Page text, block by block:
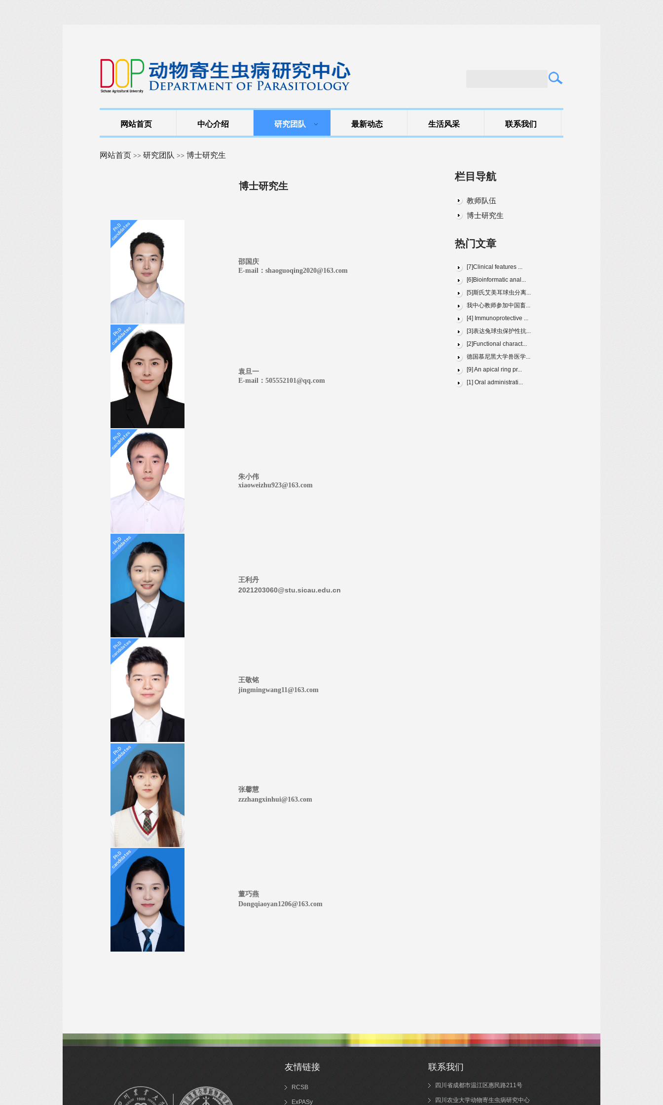
网站首页 中心介绍 研究团队 最新动态 生活风采 联系我们
网站首页 >> 研究团队 >> 博士研究生
栏目导航
教师队伍
博士研究生
热门文章
[7]Clinical features ...
[6]Bioinformatic anal...
[5]斯氏艾美耳球虫分离...
我中心教师参加中国畜...
[4] Immunoprotective ...
[3]表达兔球虫保护性抗...
[2]Functional charact...
德国慕尼黑大学兽医学...
[9] An apical ring pr...
[1] Oral administrati...
博士研究生
邵国庆
E-mail：shaoguoqing2020@163.com
袁旦一
E-mail：505552101@qq.com
朱小伟
xiaoweizhu923@163.com
王利丹
2021203060@stu.sicau.edu.cn
王敬铭
jingmingwang11@163.com
张馨慧
zzzhangxinhui@163.com
董巧燕
Dongqiaoyan1206@163.com
友情链接
RCSB
ExPASy
联系我们
四川省成都市温江区惠民路211号
四川农业大学动物寄生虫病研究中心